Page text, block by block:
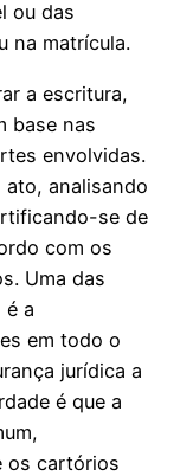
ou das
na matrícula.
a escritura,
base nas
envolvidas.
ato, analisando
se de
com os
Uma das
é a
em todo o
jurídica a
é que a
os cartórios